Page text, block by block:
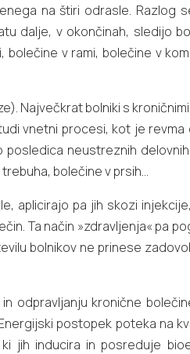
na štiri odrasle. Razlog
dalje, v okončinah, sledijo
v rami, bolečine v
Največkrat bolniki s
vnetni procesi, kot je revma
neustreznih
bolečine v prsih…
aplicirajo pa jih skozi
Ta način »zdravljenja« pa
bolnikov ne prinese
odpravljanju kronične
postopek poteka na
jih inducira in posreduje